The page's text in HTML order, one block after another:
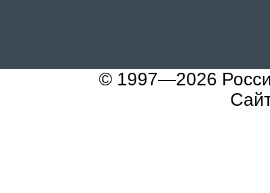
© 1997—2026